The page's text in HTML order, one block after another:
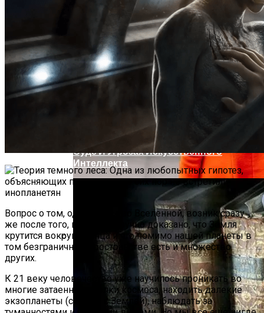
Принесет Тебе Успех В 2026 Году По
Знаку Зодиака
Ваша Любовь К Оранжевому: Глоток
Энергии Или Сигнал Уставшей Души
Тайна Происхождения Жизни Скоро
Будет Разгадана
Сергей Марков — О Тайном Цифровом
Суде И Угрозах Искусственного
Интеллекта
Вопрос о том, одни ли мы во Вселенной, возник сразу
же после того, как было научно доказано, что Земля
крутится вокруг Солнца и что помимо нашей планеты в
том безграничном пространстве есть и множество
других.
К 21 веку человечество уже научилось проникать во
многие затаенные уголки космоса, находить далекие
экзопланеты (схожие с Землей), наблюдать за